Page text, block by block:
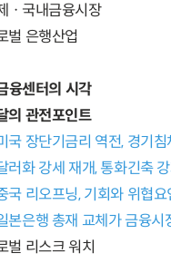
ㆍ국내금융시장
벌 은행산업
융센터의 시각
의 관전포인트
국 장단기금리 역전, 경기
러화 강세 재개, 통화긴축
국 리오프닝, 기회와 위협
본은행 총재 교체가 금융
벌 리스크 워치